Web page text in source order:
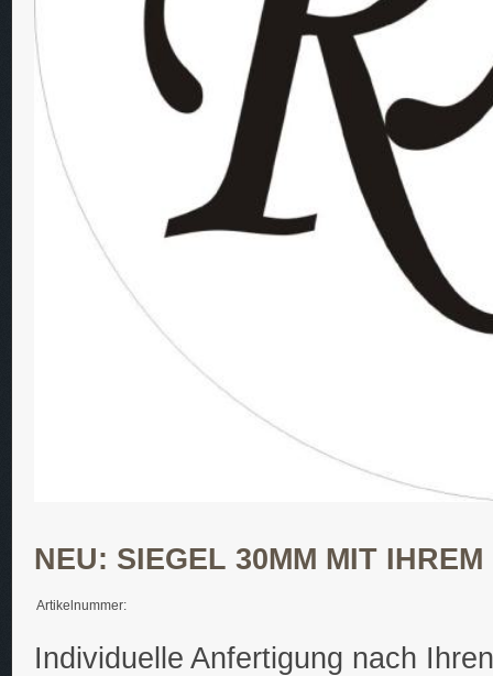
NEU: SIEGEL 30MM MIT
Artikelnummer:
Individuelle Anfertigung nach